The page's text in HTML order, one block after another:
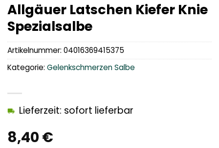
Allgäuer Latschen Kiefer Knie
Spezialsalbe
8,40 €
Lieferzeit: sofort lieferbar
Artikelnummer: 04016369415375
Kategorie: Gelenkschmerzen Salbe